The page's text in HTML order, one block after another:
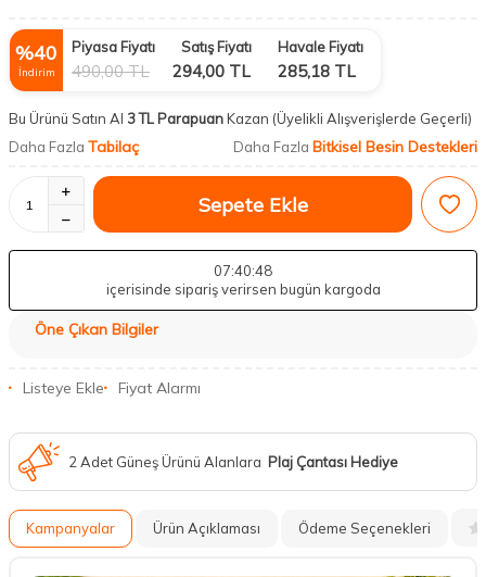
%40
İndirim
Piyasa Fiyatı
490,00TL
Satış Fiyatı
294,00 TL
Havale Fiyatı
285,18 TL
Bu Ürünü Satın Al 3 TL ParapuanKazan (Üyelikli Alışverişlerde Geçerli)
Daha Fazla Tabilaç Daha Fazla Bitkisel Besin Destekleri
Sepete Ekle
07:40:47
içerisinde sipariş verirsen bugün kargoda
Öne Çıkan Bilgiler
Listeye Ekle Fiyat Alarmı
2 Adet Güneş Ürünü Alanlara Plaj Çantası Hediye
Kampanyalar Ürün Açıklaması Ödeme Seçenekleri